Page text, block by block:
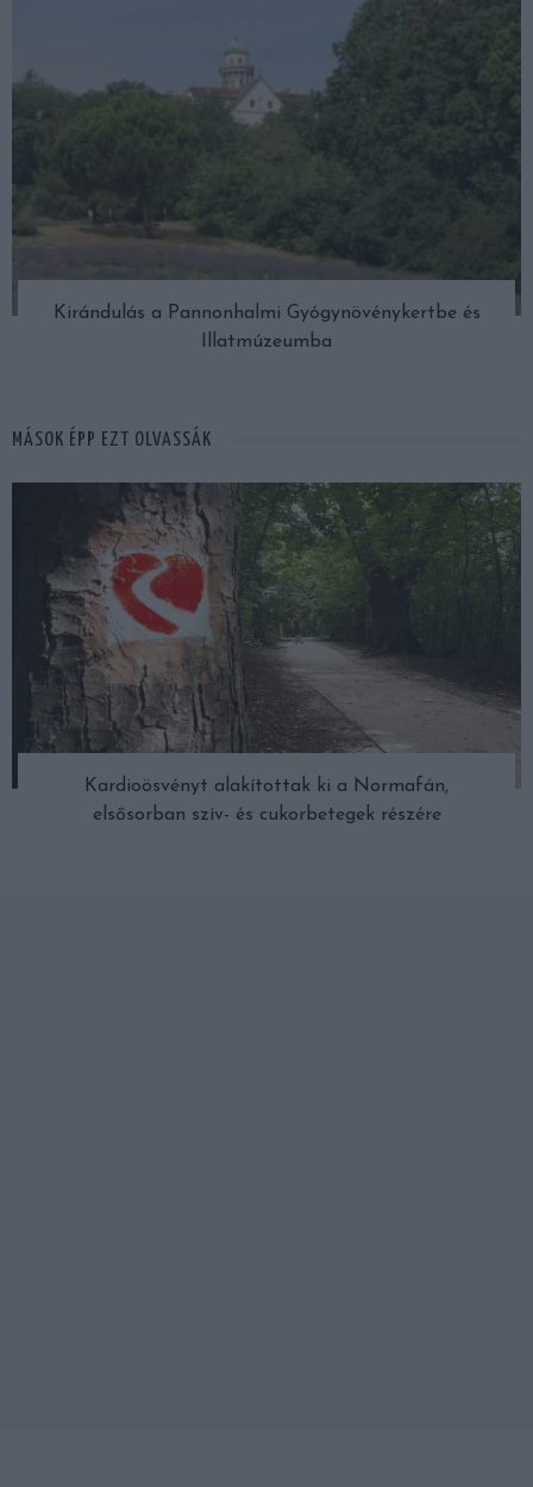
Kirándulás a Pannonhalmi Gyógynövénykertbe és
Illatmúzeumba
MÁSOK ÉPP EZT OLVASSÁK
Kardioösvényt alakítottak ki a Normafán,
elsősorban szív- és cukorbetegek részére